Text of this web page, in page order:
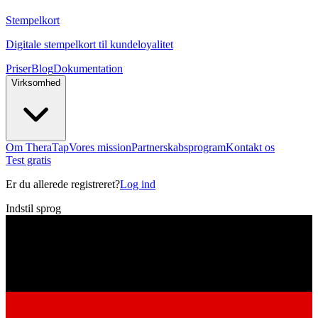
Stempelkort
Digitale stempelkort til kundeloyalitet
PriserBlogDokumentation
Virksomhed
Om TheraTapVores missionPartnerskabsprogramKontakt os
Test gratis
Er du allerede registreret?Log ind
Indstil sprog